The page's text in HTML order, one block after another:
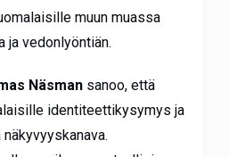
muun muassa
ja vedonlyöntiän.
Näsmansanoo, että
identiteettikysymys ja